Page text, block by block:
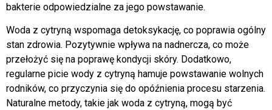
bakterie odpowiedzialne za jego powstawanie.
Woda z cytryną wspomaga detoksykację, co poprawia ogólny
stan zdrowia. Pozytywnie wpływa na nadnercza, co może
przełożyć się na poprawę kondycji skóry. Dodatkowo,
regularne picie wody z cytryną hamuje powstawanie wolnych
rodników, co przyczynia się do opóźnienia procesu starzenia.
Naturalne metody, takie jak woda z cytryną, mogą być